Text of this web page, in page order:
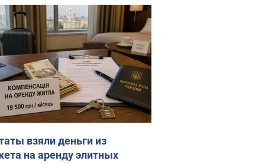
взяли деньги из
на аренду элитных